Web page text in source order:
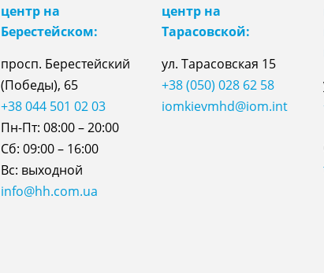
центр на
Берестейском:
просп. Берестейский
(Победы), 65
+38 044 501 02 03
Пн-Пт: 08:00 – 20:00
Сб: 09:00 – 16:00
Вс: выходной
info@hh.com.ua
центр на
Тарасовской:
ул.Тарасовская 15
+38 (050) 028 62 58
iomkievmhd@iom.int